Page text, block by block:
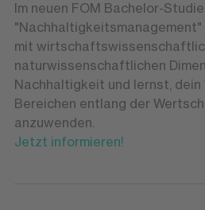
Im neuen FOM Bachelor-
mit
naturwissenschaftlichen
Nachhaltigkeit und lernst, dein
Bereichen entlang der
anzuwenden.
Jetzt informieren!